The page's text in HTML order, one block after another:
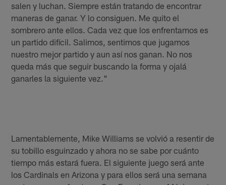
salen y luchan. Siempre están tratando de encontrar
maneras de ganar. Y lo consiguen. Me quito el
sombrero ante ellos. Cada vez que los enfrentamos es
un partido difícil. Salimos, sentimos que jugamos
nuestro mejor partido y aun así nos ganan. No nos
queda más que seguir buscando la forma y ojalá
ganarles la siguiente vez."
Lamentablemente, Mike Williams se volvió a resentir de
su tobillo esguinzado y ahora no se sabe por cuánto
tiempo más estará fuera. El siguiente juego será ante
los Cardinals en Arizona y para ellos será una semana